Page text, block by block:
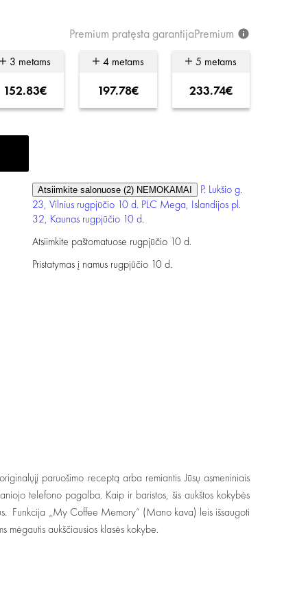
Premium pratęsta garantijaPremium
3 metams
152.83€
4 metams
197.78€
5 metams
233.74€
Atsiimkite salonuose (2) NEMOKAMAI
P. Lukšio g.
23, Vilnius rugpjūčio 10 d. PLC Mega, Islandijos pl.
32, Kaunas rugpjūčio 10 d.
Atsiimkite paštomatuose rugpjūčio 10 d.
Pristatymas į namus rugpjūčio 10 d.
paruošimo receptą arba remiantis Jūsų asmeniniais
telefono pagalba. Kaip ir baristos, šis aukštos kokybės
Funkcija „My Coffee Memory“ (Mano kava) leis išsaugoti
mėgautis aukščiausios klasės kokybe.